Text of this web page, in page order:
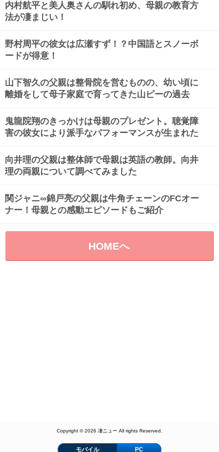
内村航平と美人奥さんの馴れ初め、母親の教育方
法が凄まじい！
野村周平の彼女は広瀬すず！？中国語とスノーボ
ードが得意！
山下智久の父親は整骨院を営むものの、幼い頃に
離婚をして母子家庭で育ってきた山ピーの過去
鬼龍院翔のきっかけは母親のプレゼント。聴覚障
害の彼女により派手なパフォーマンスが生まれた
向井理の父親は整体師で母親は英語の教師。向井
理の両親について調べてみました
関ジャニ∞錦戸亮の父親は牛角チェーンのFCオー
ナー！母親との感動エピソードもご紹介
HOMEへ
Copyright © 2026 凄ニュー All rights Reserved.
モバイル PC